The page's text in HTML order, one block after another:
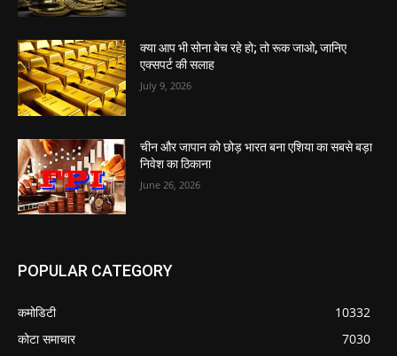
क्या आप भी सोना बेच रहे हो; तो रूक जाओ, जानिए
एक्सपर्ट की सलाह
July 9, 2026
चीन और जापान को छोड़ भारत बना एशिया का सबसे बड़ा
निवेश का ठिकाना
June 26, 2026
POPULAR CATEGORY
कमोडिटी
10332
कोटा समाचार
7030